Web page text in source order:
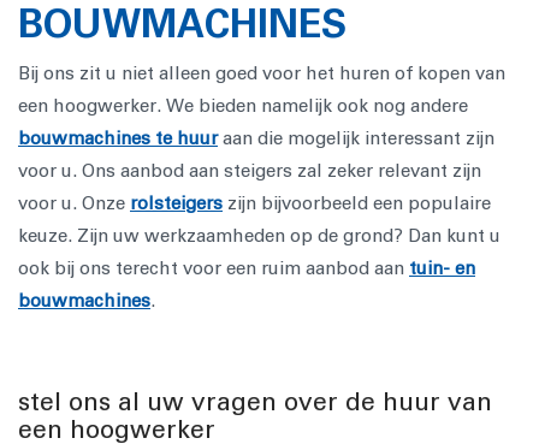
BOUWMACHINES
Bij ons zit u niet alleen goed voor het huren of kopen van
een hoogwerker. We bieden namelijk ook nog andere
bouwmachines te huuraan die mogelijk interessant zijn
voor u. Ons aanbod aan steigers zal zeker relevant zijn
voor u. Onze rolsteigers zijn bijvoorbeeld een populaire
keuze. Zijn uw werkzaamheden op de grond? Dan kunt u
ook bij ons terecht voor een ruim aanbod aan tuin- en
bouwmachines.
stel ons al uw vragen over de huur van
een hoogwerker